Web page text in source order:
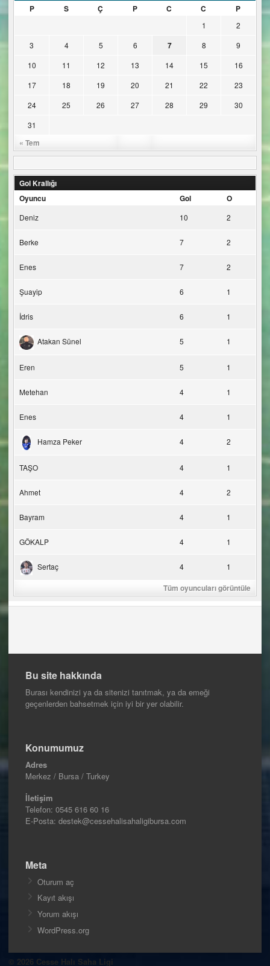
P
S Ç P C C P
« Tem
1
2
3
4 5 6 7 8
9
10
11 12 13 14 15
16
17
18 19 20 21 22
23
24
25 26 27 28 29
30
31
Gol Krallığı
Oyuncu
Gol O
Deniz 10 2
Berke 7 2
Enes 7 2
Şuayip 6 1
İdris 6 1
Atakan Sünel 5 1
Eren 5 1
Metehan 4 1
Enes 4 1
Hamza Peker 4 2
TAŞO 4 1
Ahmet 4 2
Bayram 4 1
GÖKALP 4 1
Sertaç 4 1
Tüm oyuncuları görüntüle
Bu site hakkında
Burası kendinizi ya da sitenizi tanıtmak, ya da emeği
geçenlerden bahsetmek için iyi bir yer olabilir.
Konumumuz
Adres
Merkez / Bursa / Turkey
İletişim
Telefon: 0545 616 60 16
E-Posta: destek@cessehalisahaligibursa.com
Meta
Oturum aç
Kayıt akışı
Yorum akışı
WordPress.org
© 2026 Cesse Halı Saha Ligi